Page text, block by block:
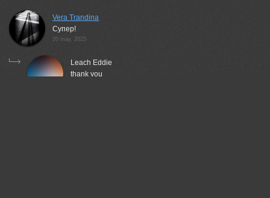
Vera Trandina
Супер!
20 may, 2025
Leach Eddie
thank you